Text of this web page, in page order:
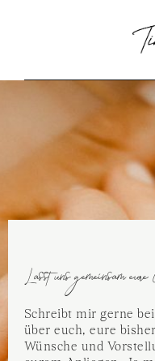
Lasst uns gemeinsam
Schreibt mir gerne
über euch, eure
Wünsche und